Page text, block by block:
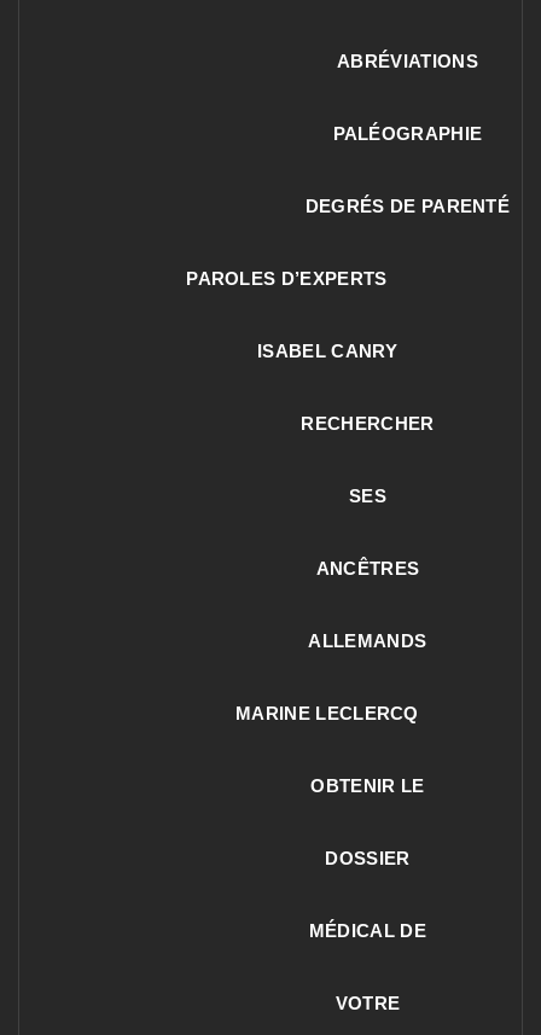
ABRÉVIATIONS
PALÉOGRAPHIE
DEGRÉS DE PARENTÉ
PAROLES D’EXPERTS
ISABEL CANRY
RECHERCHER
SES
ANCÊTRES
ALLEMANDS
MARINE LECLERCQ
OBTENIR LE
DOSSIER
MÉDICAL DE
VOTRE